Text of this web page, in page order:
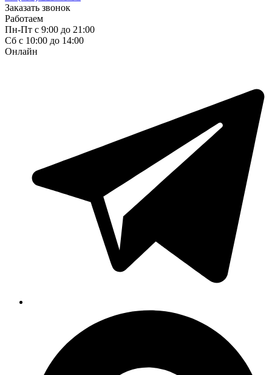
Заказать звонок
Работаем
Пн-Пт с 9:00 до 21:00
Сб с 10:00 до 14:00
Онлайн